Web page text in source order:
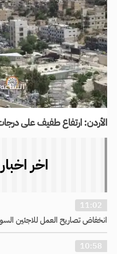
الأردن: ارتفاع طفيف على
اخر
11:02
انخفاض تصاريح العمل للاجئين
10:58